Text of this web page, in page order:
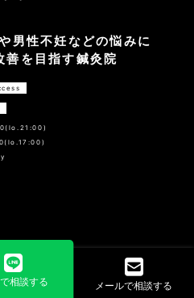
男性不妊などの悩みに
善を目指す鍼灸院
相談する メールで相談する